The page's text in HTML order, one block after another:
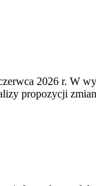
2026 r. W
propozycji